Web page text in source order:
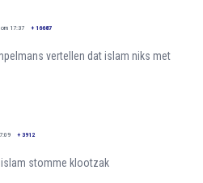
om 17:37 + 16687
vertellen dat islam niks met
+ 3912
stomme klootzak